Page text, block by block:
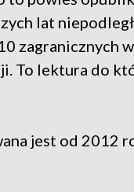
lat
zagranicznych
To lektura do
jest od 2012